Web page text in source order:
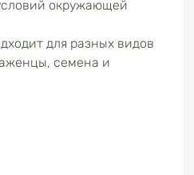
окружающей
для разных видов
семена и